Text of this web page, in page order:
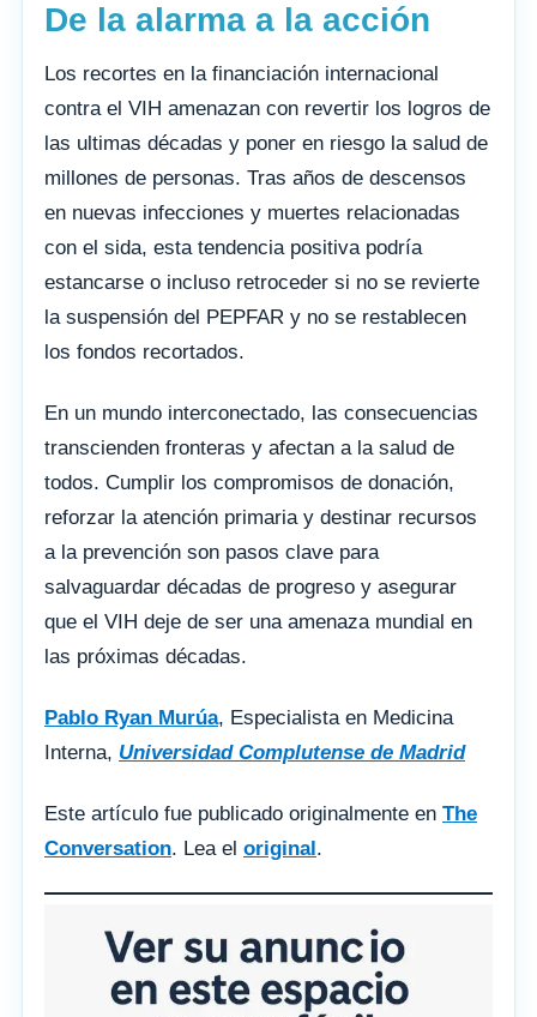
De la alarma a la acción
Los recortes en la financiación internacional
contra el VIH amenazan con revertir los logros de
las ultimas décadas y poner en riesgo la salud de
millones de personas. Tras años de descensos
en nuevas infecciones y muertes relacionadas
con el sida, esta tendencia positiva podría
estancarse o incluso retroceder si no se revierte
la suspensión del PEPFAR y no se restablecen
los fondos recortados.
En un mundo interconectado, las consecuencias
transcienden fronteras y afectan a la salud de
todos. Cumplir los compromisos de donación,
reforzar la atención primaria y destinar recursos
a la prevención son pasos clave para
salvaguardar décadas de progreso y asegurar
que el VIH deje de ser una amenaza mundial en
las próximas décadas.
Pablo Ryan Murúa, Especialista en Medicina
Interna, Universidad Complutense de Madrid
Este artículo fue publicado originalmente en The
Conversation. Lea el original.